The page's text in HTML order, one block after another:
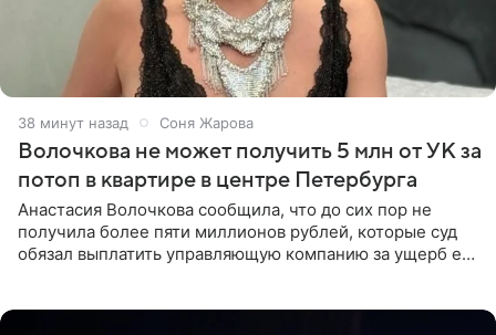
38 минут назад Соня Жарова
Волочкова не может получить 5 млн от УК за
потоп в квартире в центре Петербурга
Анастасия Волочкова сообщила, что до сих пор не
получила более пяти миллионов рублей, которые суд
обязал выплатить управляющую компанию за ущерб ее